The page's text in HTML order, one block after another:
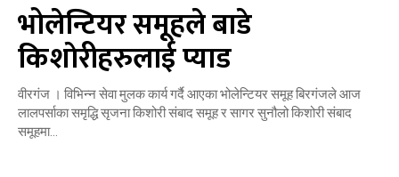
भोलेन्टियर समूहले बाडे
किशाेरीहरुलाई प्याड
वीरगंज । विभिन्न सेवा मुलक कार्य गर्दै आएका भोलेन्टियर समूह बिरगंजले आज
लालपर्साका समृद्धि सृजना किशोरी संबाद समूह र सागर सुनौलो किशोरी संबाद
समूहमा...